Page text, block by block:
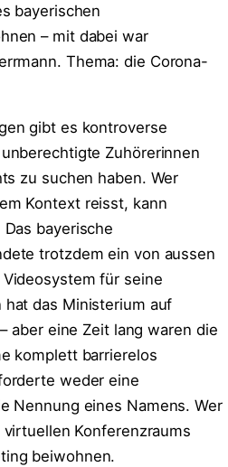
bayerischen
– mit dabei war
Thema: die Corona-
gibt es kontroverse
Zuhörerinnen
zu suchen haben. Wer
Kontext reisst, kann
bayerische
trotzdem ein von aussen
für seine
das Ministerium auf
aber eine Zeit lang waren die
komplett barrierelos
weder eine
Nennung eines Namens. Wer
Konferenzraums
beiwohnen.